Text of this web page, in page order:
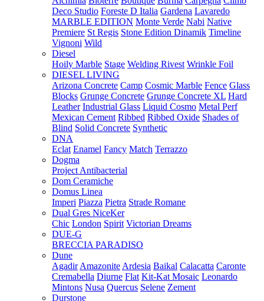
Deco Studio Foreste D Italia Gardena Lavaredo
MARBLE EDITION Monte Verde Nabi Native
Premiere St Regis Stone Edition Dinamik Timeline
Vignoni Wild
Diesel
Hoily Marble Stage Welding Rivest Wrinkle Foil
DIESEL LIVING
Arizona Concrete Camp Cosmic Marble Fence Glass
Blocks Grunge Concrete Grunge Concrete XL Hard
Leather Industrial Glass Liquid Cosmo Metal Perf
Mexican Cement Ribbed Ribbed Oxide Shades of
Blind Solid Concrete Synthetic
DNA
Eclat Enamel Fancy Match Terrazzo
Dogma
Project Antibacterial
Dom Ceramiche
Domus Linea
Imperi Piazza Pietra Strade Romane
Dual Gres NiceKer
Chic London Spirit Victorian Dreams
DUE-G
BRECCIA PARADISO
Dune
Agadir Amazonite Ardesia Baikal Calacatta Caronte
Cremabella Diurne Flat Kit-Kat Mosaic Leonardo
Mintons Nusa Quercus Selene Zement
Durstone